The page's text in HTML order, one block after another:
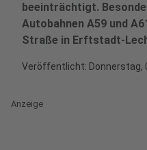
beeinträchtigt.
Autobahnen A59 und
Straße in Erftstadt-
Veröffentlicht: Donnerstag,
Anzeige